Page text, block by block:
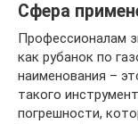
Сфера
Профессионалам
как рубанок по
наименования –
такого
погрешности,